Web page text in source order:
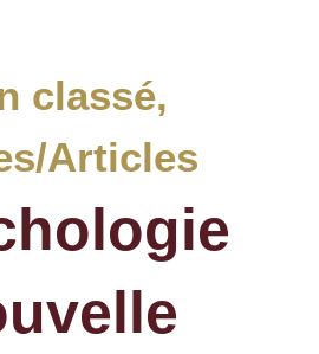
classé,
Articles